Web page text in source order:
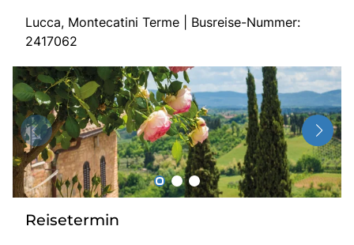
Start
Busreisen
Bus mieten
Gutscheinshop
Über bus dich weg!
Lucca, Montecatini Terme | Busreise-Nummer:
2417062
Reisetermin